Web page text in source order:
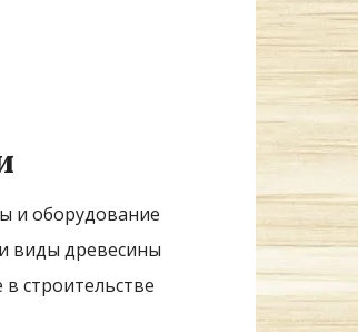
и оборудование
виды древесины
строительстве